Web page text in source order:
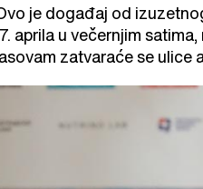
je događaj od
aprila u večernjim
zatvaraće se ulice